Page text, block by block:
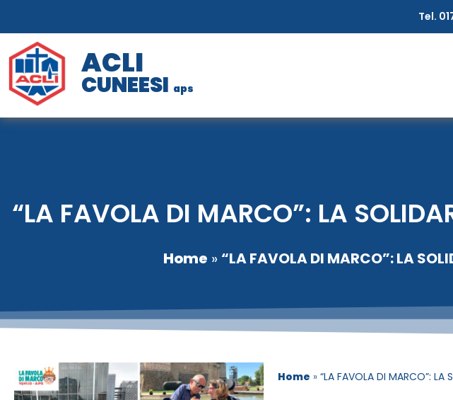
Tel.
ACLI
CUNEESI aps
“LA FAVOLA DI MARCO”: LA
Home » “LA FAVOLA DI MARCO”: LA
Home »“LA FAVOLA DI MARCO”: LA